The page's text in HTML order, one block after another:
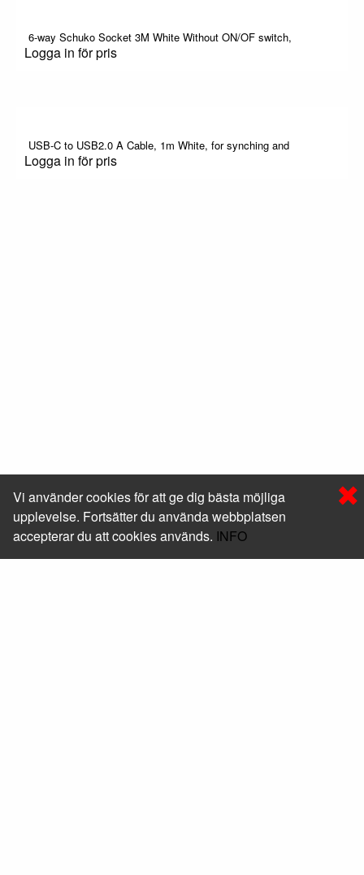
Vi använder cookies för att ge dig bästa möjliga
upplevelse. Fortsätter du använda webbplatsen
accepterar du att cookies används. INFO
6-way Schuko Socket 3M White Without ON/OF switch,
Logga in för pris
USB-C to USB2.0 A Cable, 1m White, for synching and
Logga in för pris